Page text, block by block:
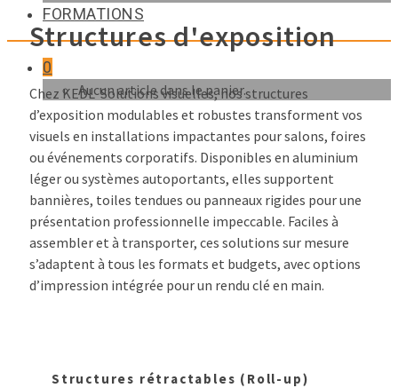
FORMATIONS
0
Aucun article dans le panier.
Structures d'exposition
Chez KEDL Solutions visuelles, nos structures
d’exposition modulables et robustes transforment vos
visuels en installations impactantes pour salons, foires
ou événements corporatifs. Disponibles en aluminium
léger ou systèmes autoportants, elles supportent
bannières, toiles tendues ou panneaux rigides pour une
présentation professionnelle impeccable. Faciles à
assembler et à transporter, ces solutions sur mesure
s’adaptent à tous les formats et budgets, avec options
d’impression intégrée pour un rendu clé en main.
Structures rétractables (Roll-up)